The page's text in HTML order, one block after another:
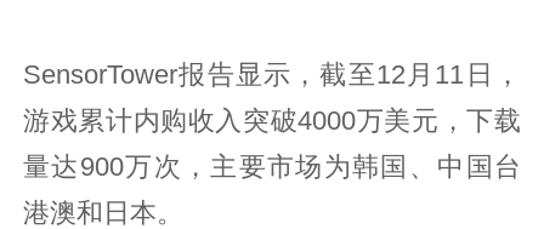
SensorTower报告显示，截至12月11日，
游戏累计内购收入突破4000万美元，下载
量达900万次，主要市场为韩国、中国台
港澳和日本。